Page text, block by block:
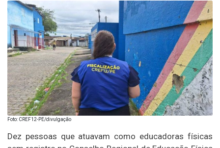
Foto: CREF12-PE/divulgação
Dez pessoas que atuavam como educadoras físicas